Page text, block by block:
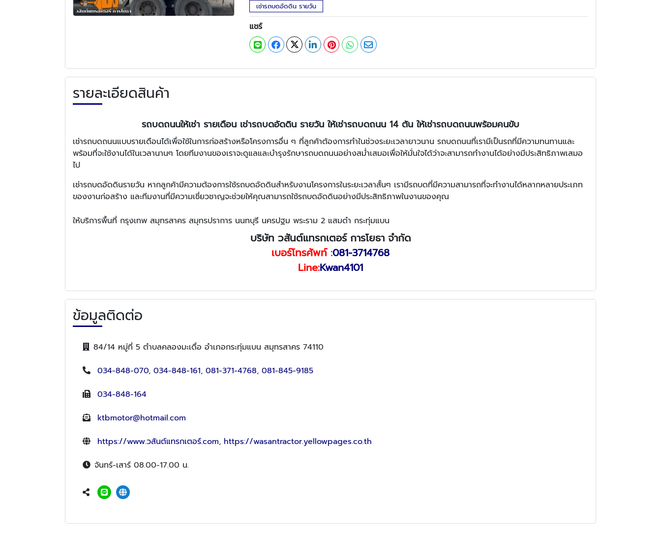
เช่ารถบดอัดดิน รายวัน
แชร์
รายละเอียดสินค้า
รถบดถนนให้เช่า รายเดือน เช่ารถบดอัดดิน รายวัน ให้เช่ารถบดถนน 14 ตัน ให้เช่ารถบดถนนพร้อมคนขับ
เช่ารถบดถนนแบบรายเดือนได้เพื่อใช้ในการก่อสร้างหรือโครงการอื่น ๆ ที่ลูกค้าต้องการทำในช่วงระยะเวลายาวนาน รถบดถนนที่เรามีเป็นรถที่มีความทนทานและ
พร้อมที่จะใช้งานได้ในเวลานานๆ โดยทีมงานของเราจะดูแลและบำรุงรักษารถบดถนนอย่างสม่ำเสมอเพื่อให้มั่นใจได้ว่าจะสามารถทำงานได้อย่างมีประสิทธิภาพเสมอ
ไป
เช่ารถบดอัดดินรายวัน หากลูกค้ามีความต้องการใช้รถบดอัดดินสำหรับงานโครงการในระยะเวลาสั้นๆ เรามีรถบดที่มีความสามารถที่จะทำงานได้หลากหลายประเภท
ของงานก่อสร้าง และทีมงานที่มีความเชี่ยวชาญจะช่วยให้คุณสามารถใช้รถบดอัดดินอย่างมีประสิทธิภาพในงานของคุณ
ให้บริการพื้นที่ กรุงเทพ สมุทรสาคร สมุทรปราการ นนทบุรี นครปฐม พระราม 2 แสมดำ กระทุ่มแบน
บริษัท วสันต์แทรกเตอร์ การโยธา จำกัด
เบอร์โทรศัพท์ :081-3714768
Line:Kwan4101
ข้อมูลติดต่อ
84/14 หมู่ที่ 5 ตำบลคลองมะเดื่อ อำเภอกระทุ่มแบน สมุทรสาคร 74110
034-848-070, 034-848-161, 081-371-4768, 081-845-9185
034-848-164
ktbmotor@hotmail.com
https://www.วสันต์แทรกเตอร์.com, https://wasantractor.yellowpages.co.th
จันทร์-เสาร์ 08.00-17.00 น.